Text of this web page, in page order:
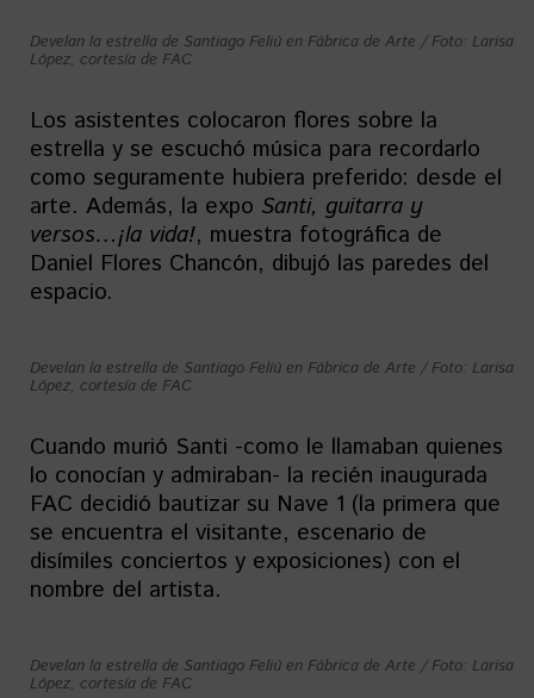
Develan la estrella de Santiago Feliú en Fábrica de Arte / Foto: Larisa
López, cortesía de FAC
Los asistentes colocaron flores sobre la
estrella y se escuchó música para recordarlo
como seguramente hubiera preferido: desde el
arte. Además, la expo Santi, guitarra y
versos…¡la vida!, muestra fotográfica de
Daniel Flores Chancón, dibujó las paredes del
espacio.
Develan la estrella de Santiago Feliú en Fábrica de Arte / Foto: Larisa
López, cortesía de FAC
Cuando murió Santi -como le llamaban quienes
lo conocían y admiraban- la recién inaugurada
FAC decidió bautizar su Nave 1 (la primera que
se encuentra el visitante, escenario de
disímiles conciertos y exposiciones) con el
nombre del artista.
Develan la estrella de Santiago Feliú en Fábrica de Arte / Foto: Larisa
López, cortesía de FAC